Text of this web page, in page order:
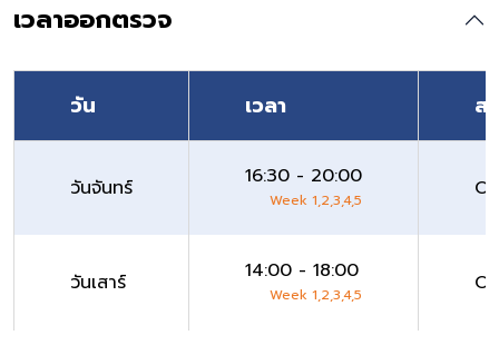
เวลาออกตรวจ
วัน เวลา ส
วันจันทร์ 16:30 - 20:00
Week 1,2,3,4,5
วันเสาร์ 14:00 - 18:00
Week 1,2,3,4,5